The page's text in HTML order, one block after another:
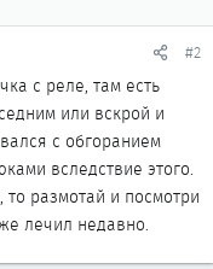
#2
с реле, там есть
или вскрой и
с обгоранием
вследствие этого.
размотай и посмотри
лечил недавно.